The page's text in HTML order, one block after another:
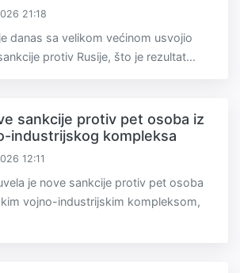
21:18
danas sa velikom većinom usvojio
protiv Rusije, što je rezultat...
sankcije protiv pet osoba iz
industrijskog kompleksa
12:11
je nove sankcije protiv pet osoba
vojno-industrijskim kompleksom,